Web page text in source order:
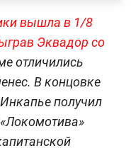
вышла в 1/8
Эквадор со
отличились
В концовке
получил